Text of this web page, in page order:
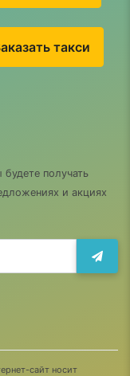
такси
получать
и акциях
сайт носит